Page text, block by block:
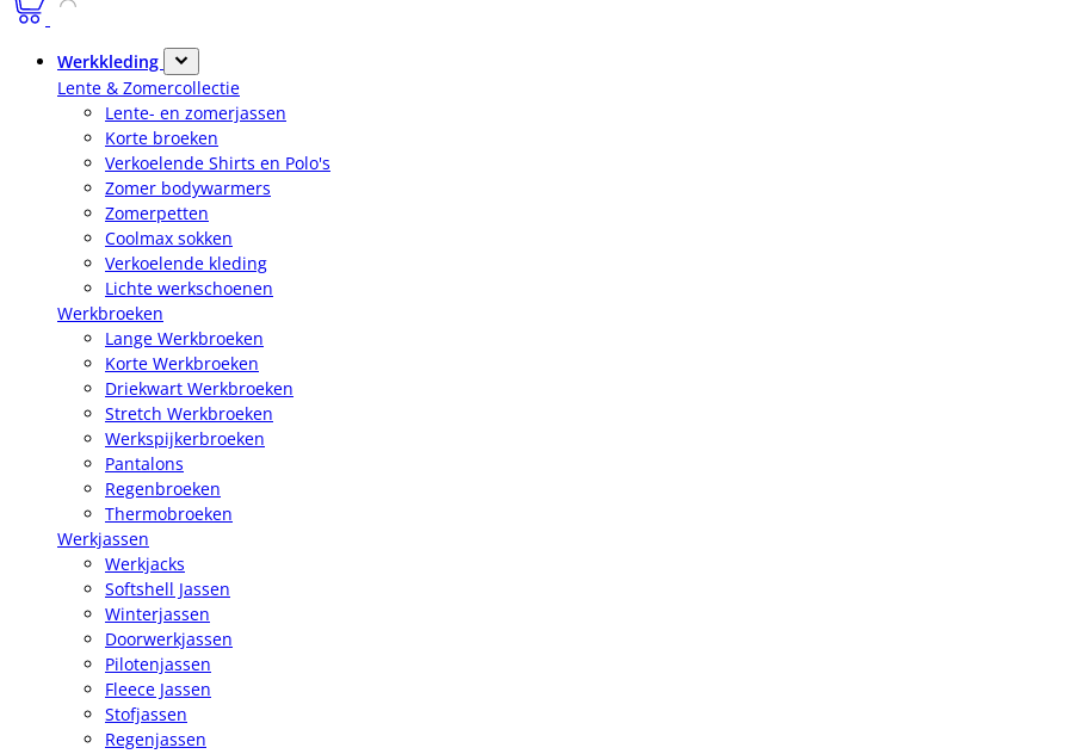
Werkkleding
Lente & Zomercollectie
Lente- en zomerjassen
Korte broeken
Verkoelende Shirts en Polo's
Zomer bodywarmers
Zomerpetten
Coolmax sokken
Verkoelende kleding
Lichte werkschoenen
Werkbroeken
Lange Werkbroeken
Korte Werkbroeken
Driekwart Werkbroeken
Stretch Werkbroeken
Werkspijkerbroeken
Pantalons
Regenbroeken
Thermobroeken
Werkjassen
Werkjacks
Softshell Jassen
Winterjassen
Doorwerkjassen
Pilotenjassen
Fleece Jassen
Stofjassen
Regenjassen